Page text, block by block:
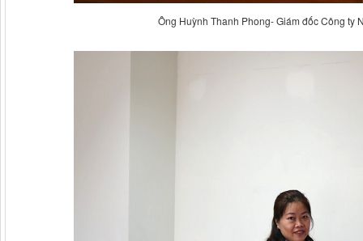
Ông Huỳnh Thanh Phong- Giám đốc Công ty